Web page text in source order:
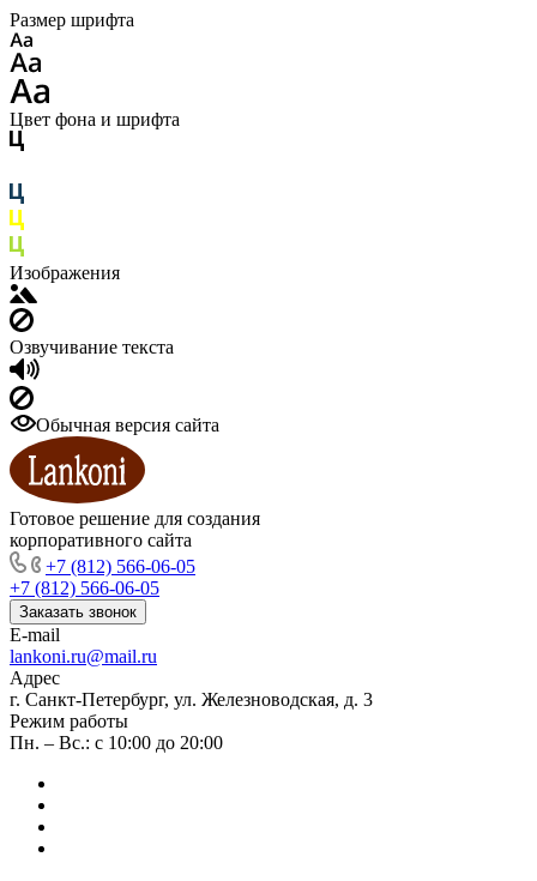
Размер шрифта
Цвет фона и шрифта
Изображения
Озвучивание текста
Обычная версия сайта
Готовое решение для создания
корпоративного сайта
+7 (812) 566-06-05
+7 (812) 566-06-05
Заказать звонок
E-mail
lankoni.ru@mail.ru
Адрес
г. Санкт-Петербург, ул. Железноводская, д. 3
Режим работы
Пн. – Вс.: с 10:00 до 20:00